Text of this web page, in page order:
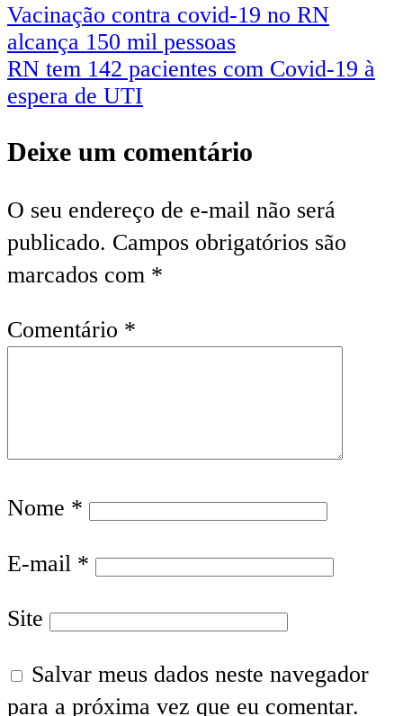
Navegação
de
Post
Vacinação contra covid-19 no RN
alcança 150 mil pessoas
RN tem 142 pacientes com Covid-19 à
espera de UTI
Deixe um comentário
O seu endereço de e-mail não será
publicado. Campos obrigatórios são
marcados com *
Comentário *
Nome *
E-mail *
Site
Salvar meus dados neste navegador
para a próxima vez que eu comentar.